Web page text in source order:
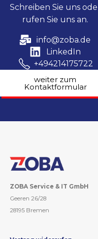
Schreiben Sie uns
rufen Sie uns an.
info@zoba.de
LinkedIn
+494214175722
weiter zum
Kontaktformular
ZOBA Service & IT GmbH
Geeren 26/28
28195 Bremen